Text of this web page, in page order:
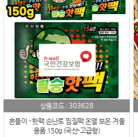
상품코드 : 303628
흔들이 - 핫팩 손난로 찜질팩 온열 보온 겨울
용품 150g (국산-고급형)